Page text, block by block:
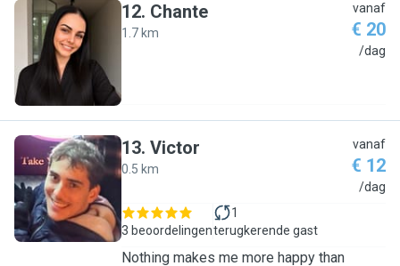
C
12. Chante
1.7 km
vanaf
€ 20
/dag
V
13. Victor
0.5 km
vanaf
€ 12
/dag
3 beoordelingen
1
terugkerende gast
Nothing makes me more happy than